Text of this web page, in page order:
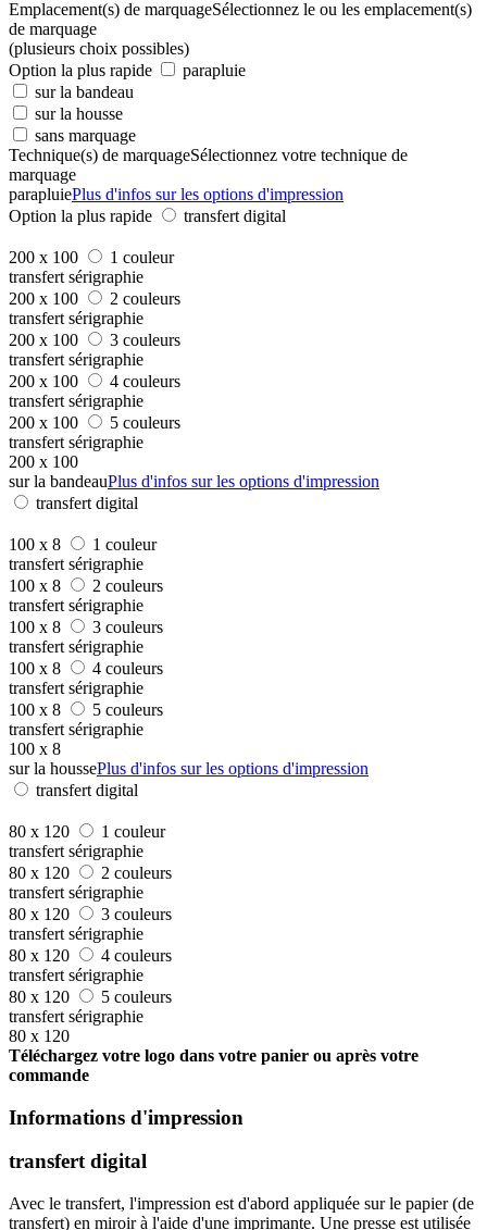
Emplacement(s) de marquageSélectionnez le ou les emplacement(s)
de marquage
(plusieurs choix possibles)
Option la plus rapide
parapluie
sur la bandeau
sur la housse
sans marquage
Technique(s) de marquageSélectionnez votre technique de
marquage
parapluiePlus d'infos sur les options d'impression
Option la plus rapide
transfert digital
200 x 100
1 couleur
transfert sérigraphie
200 x 100
2 couleurs
transfert sérigraphie
200 x 100
3 couleurs
transfert sérigraphie
200 x 100
4 couleurs
transfert sérigraphie
200 x 100
5 couleurs
transfert sérigraphie
200 x 100
sur la bandeauPlus d'infos sur les options d'impression
transfert digital
100 x 8
1 couleur
transfert sérigraphie
100 x 8
2 couleurs
transfert sérigraphie
100 x 8
3 couleurs
transfert sérigraphie
100 x 8
4 couleurs
transfert sérigraphie
100 x 8
5 couleurs
transfert sérigraphie
100 x 8
sur la houssePlus d'infos sur les options d'impression
transfert digital
80 x 120
1 couleur
transfert sérigraphie
80 x 120
2 couleurs
transfert sérigraphie
80 x 120
3 couleurs
transfert sérigraphie
80 x 120
4 couleurs
transfert sérigraphie
80 x 120
5 couleurs
transfert sérigraphie
80 x 120
Téléchargez votre logo dans votre panier ou après votre
commande
Informations d'impression
transfert digital
Avec le transfert, l'impression est d'abord appliquée sur le papier (de
transfert) en miroir à l'aide d'une imprimante. Une presse est utilisée